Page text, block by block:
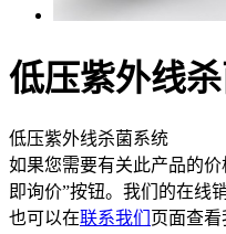
低压紫外线
低压紫外线杀菌系统
如果您需要有关此产品的
即询价”按钮。我们的在线
也可以在联系我们 页面查